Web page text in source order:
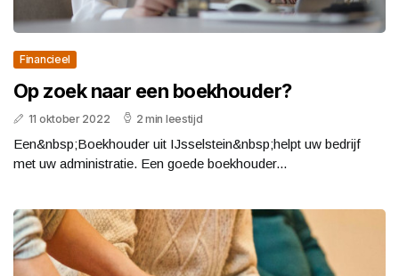
Financieel
Op zoek naar een boekhouder?
11 oktober 2022 2 min leestijd
Een&nbsp;Boekhouder uit IJsselstein&nbsp;helpt uw bedrijf
met uw administratie. Een goede boekhouder...